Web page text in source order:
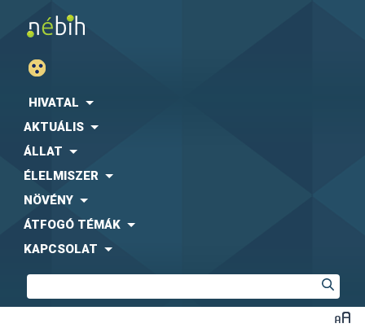
HIVATAL
AKTUÁLIS
ÁLLAT
ÉLELMISZER
NÖVÉNY
ÁTFOGÓ TÉMÁK
KAPCSOLAT